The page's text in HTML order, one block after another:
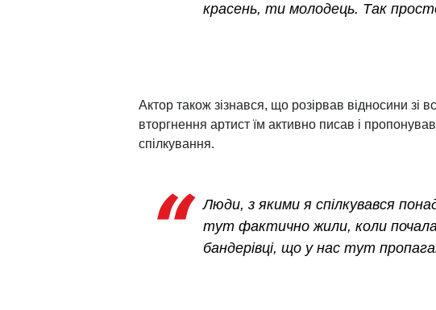
красень, ти молодець. Так
Актор також зізнався, що розірвав відносини зі
вторгнення артист їм активно писав і
спілкування.
Люди, з якими я спілкувався
тут фактично жили, коли
бандерівці, що у нас тут